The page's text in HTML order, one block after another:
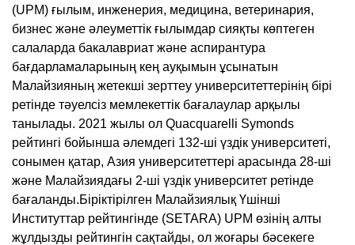
(UPM) ғылым, инженерия, медицина, ветеринария,
бизнес және әлеуметтік ғылымдар сияқты көптеген
салаларда бакалавриат және аспирантура
бағдарламаларының кең ауқымын ұсынатын
Малайзияның жетекші зерттеу университеттерінің бірі
ретінде тәуелсіз мемлекеттік бағалаулар арқылы
танылады. 2021 жылы ол Quacquarelli Symonds
рейтингі бойынша әлемдегі 132-ші үздік университеті,
сонымен қатар, Азия университеттері арасында 28-ші
және Малайзиядағы 2-ші үздік университет ретінде
бағаланды.Біріктірілген Малайзиялық Үшінші
Институттар рейтингінде (SETARA) UPM өзінің алты
жұлдызды рейтингін сақтайды, ол жоғары бәсекеге